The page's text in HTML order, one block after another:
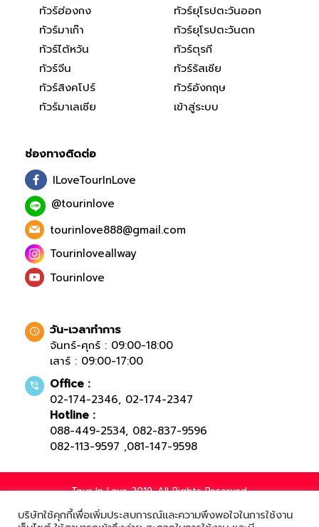
บริษัทใช้คุกกี้เพื่อเพิ่มประสบการณ์และความพึงพอใจในการใช้งาน
ทัวร์ฮ่องกง
ทัวร์มาเก๊า
ทัวร์ไต้หวัน
ทัวร์จีน
ทัวร์สิงคโปร์
ทัวร์มาเลเซีย
ทัวร์ยุโรปตะวันออก
ทัวร์ยุโรปตะวันตก
ทัวร์ตุรกี
ทัวร์รัสเซีย
ทัวร์อังกฤษ
เข้าสู่ระบบ
ช่องทางติดต่อ
ILoveTourInLove
@tourinlove
tourinlove888@gmail.com
Tourinloveallway
Tourinlove
วัน-เวลาทำการ
จันทร์-ศุกร์ : 09:00-18:00
เสาร์ : 09:00-17:00
Office :
02-174-2346, 02-174-2347
Hotline :
088-449-2534, 082-837-9596
082-113-9597 ,081-147-9598
Tour In Love 2019. All Rights Reserved.